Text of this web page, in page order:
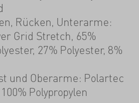
Rücken, Unterarme:
Grid Stretch, 65%
27% Polyester, 8%
und Oberarme: Polartec
Polypropylen